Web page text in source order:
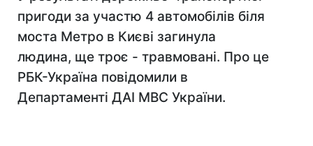
пригоди за участю 4 автомобілів біля
моста Метро в Києві загинула
людина, ще троє - травмовані. Про це
РБК-Україна повідомили в
Департаменті ДАІ МВС України.